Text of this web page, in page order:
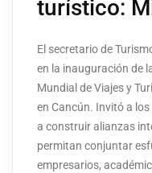
turístico:
El secretario de
en la inauguración de
Mundial de Viajes y
en Cancún. Invitó a
a construir alianzas
permitan conjuntar
empresarios,